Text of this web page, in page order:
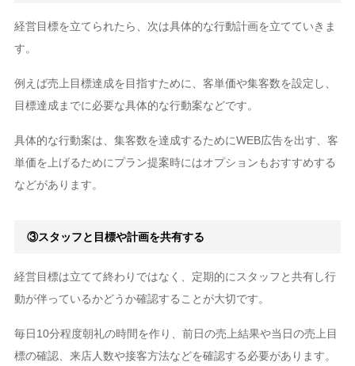
経営目標を立てられたら、次は具体的な行動計画を立てていきま
す。
例えば売上目標達成を目指すために、客単価や集客数を設定し、
目標達成までに必要な具体的な行動案などです。
具体的な行動案は、集客数を達成するためにWEB広告を出す、客
単価を上げるためにプラン提案時にはオプションもおすすめする
などがあります。
③スタッフと目標や計画を共有する
経営目標は立てて終わりではなく、定期的にスタッフと共有し行
動が伴っているかどうか確認することが大切です。
毎日10分程度朝礼の時間を作り、前日の売上結果や当日の売上目
標の確認、来店人数や接客方法などを確認する必要があります。